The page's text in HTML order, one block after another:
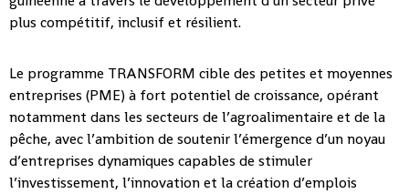
plus compétitif, inclusif et résilient.
Le programme TRANSFORM cible des petites et moyennes
entreprises (PME) à fort potentiel de croissance, opérant
notamment dans les secteurs de l’agroalimentaire et de la
pêche, avec l’ambition de soutenir l’émergence d’un noyau
d’entreprises dynamiques capables de stimuler
l’investissement, l’innovation et la création d’emplois